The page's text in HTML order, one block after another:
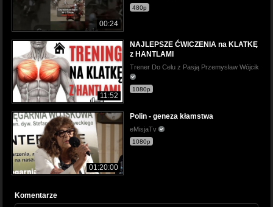
00:24
480p
11:52
NAJLEPSZE ĆWICZENIA na KLATKĘ
z HANTLAMI
Trener Do Celu z Pasją Przemysław Wójcik
1080p
01:20:00
Polin - geneza kłamstwa
eMisjaTv
1080p
Komentarze